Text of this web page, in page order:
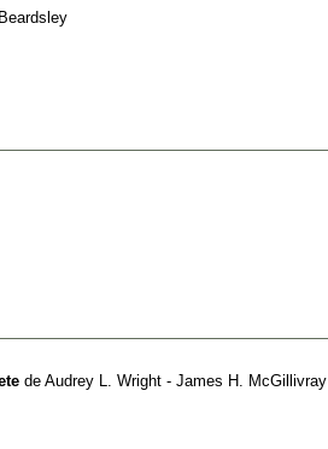
de Audrey L. Wright - James H. McGillivray